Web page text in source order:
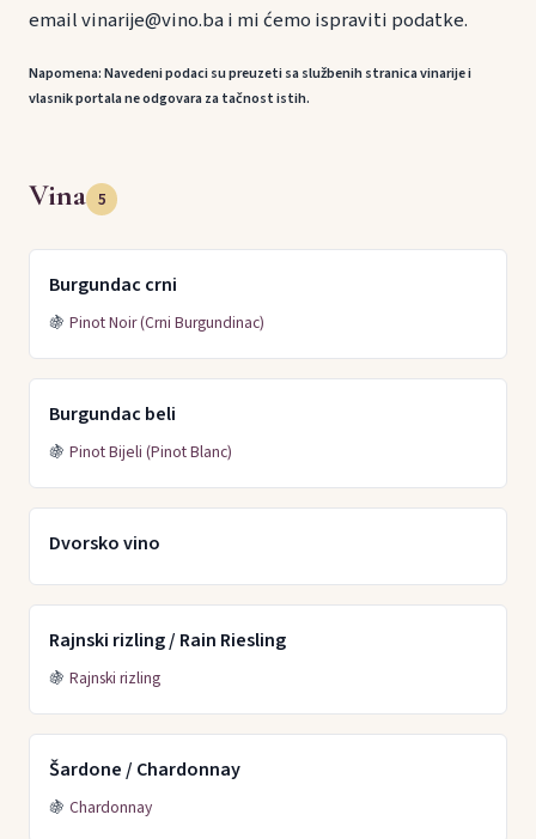
email vinarije@vino.ba i mi ćemo ispraviti podatke.
Napomena: Navedeni podaci su preuzeti sa službenih stranica vinarije i
vlasnik portala ne odgovara za tačnost istih.
Vina 5
Burgundac crni
🍇 Pinot Noir (Crni Burgundinac)
Burgundac beli
🍇 Pinot Bijeli (Pinot Blanc)
Dvorsko vino
Rajnski rizling / Rain Riesling
🍇 Rajnski rizling
Šardone / Chardonnay
🍇 Chardonnay